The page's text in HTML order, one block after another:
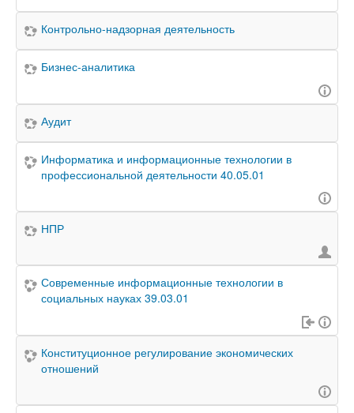
Контрольно-надзорная деятельность
Бизнес-аналитика
Аудит
Информатика и информационные технологии в
профессиональной деятельности 40.05.01
НПР
Современные информационные технологии в
социальных науках 39.03.01
Конституционное регулирование экономических
отношений